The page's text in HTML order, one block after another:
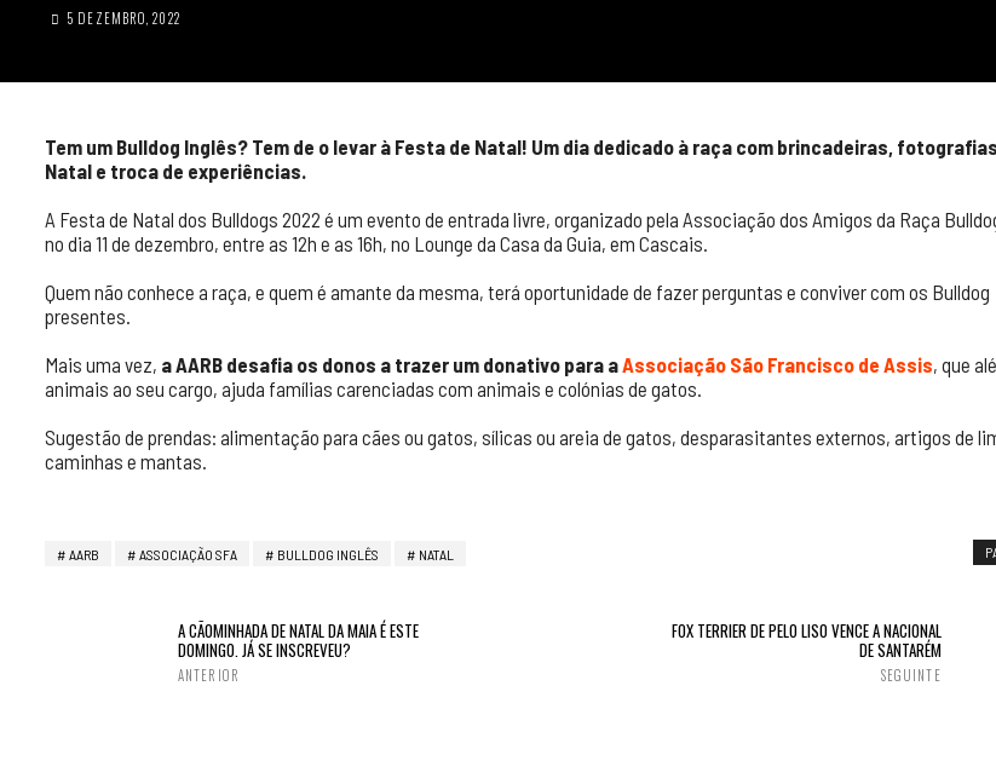
5 DEZEMBRO, 2022
Tem um Bulldog Inglês? Tem de o levar à Festa de Natal! Um dia dedicado à raça com brincadeiras,
Natal e troca de experiências.
A Festa de Natal dos Bulldogs 2022 é um evento de entrada livre, organizado pela Associação dos Amigos da Raça
no dia 11 de dezembro, entre as 12h e as 16h, no Lounge da Casa da Guia, em Cascais.
Quem não conhece a raça, e quem é amante da mesma, terá oportunidade de fazer perguntas e conviver com os Bulldog
presentes.
Mais uma vez, a AARB desafia os donos a trazer um donativo para aAssociação São Francisco de Assis, que
animais ao seu cargo, ajuda famílias carenciadas com animais e colónias de gatos.
Sugestão de prendas: alimentação para cães ou gatos, sílicas ou areia de gatos, desparasitantes externos, artigos de
caminhas e mantas.
AARB ASSOCIAÇÃO SFA BULLDOG INGLÊS NATAL
A CÃOMINHADA DE NATAL DA MAIA É ESTE
DOMINGO. JÁ SE INSCREVEU?
ANTERIOR
FOX TERRIER DE PELO LISO VENCE A NACIONAL
DE SANTARÉM
SEGUINTE